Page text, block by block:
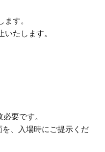
す。
たします。
要です。
、入場時にご提示くだ